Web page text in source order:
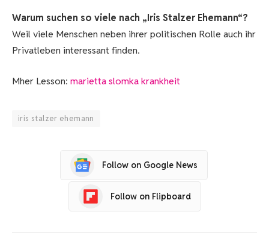
Warum suchen so viele nach „Iris Stalzer Ehemann“?
Weil viele Menschen neben ihrer politischen Rolle auch ihr
Privatleben interessant finden.
Mher Lesson: marietta slomka krankheit
iris stalzer ehemann
Follow on Google News
Follow on Flipboard